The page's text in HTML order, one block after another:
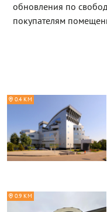
обновления по
покупателям
0.4 КМ
0.9 КМ